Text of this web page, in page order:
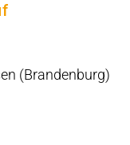
(Brandenburg)